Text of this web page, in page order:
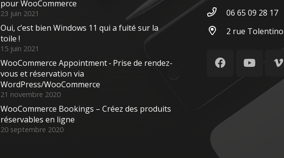
pour WooCommerce
23 juin 2021
Oui, c’est bien Windows 11 qui a fuité sur la
toile !
15 juin 2021
WooCommerce Appointment - Prise de rendez-
vous et réservation via
WordPress/WooCommerce
21 novembre 2020
WooCommerce Bookings – Créez des produits
réservables en ligne
20 septembre 2020
06 65 09 28 17
2 rue Tolentino